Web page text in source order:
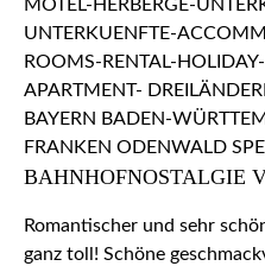
BAHNHOFNOSTALGIE
Romantischer und sehr
ganz toll! Schöne